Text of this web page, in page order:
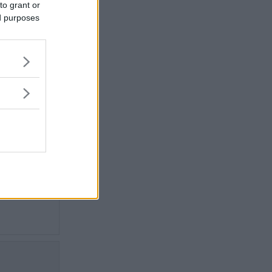
grant or
purposes
anses